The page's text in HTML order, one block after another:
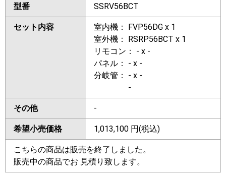
型番 SSRV56BCT
セット内容
室内機： FVP56DG x 1
室外機： RSRP56BCT x 1
リモコン： - x -
パネル： - x -
分岐管： - x -
-
その他 -
希望小売価格 1,013,100 円(税込)
こちらの商品は販売を終了しました。
販売中の商品でお 見積り致します。